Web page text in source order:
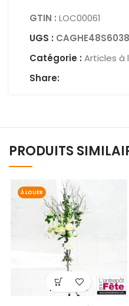
GTIN : LOC00061
UGS : CAGHE48S6038
Catégorie : Articles à
Share:
PRODUITS
À LOUER